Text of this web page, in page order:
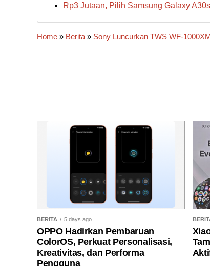
Rp3 Jutaan, Pilih Samsung Galaxy
Home » Berita » Sony Luncurkan TWS WF-
BERITA 5 days ago
OPPO Hadirkan Pembaruan
ColorOS, Perkuat Personalisasi,
Kreativitas, dan Performa
Pengguna